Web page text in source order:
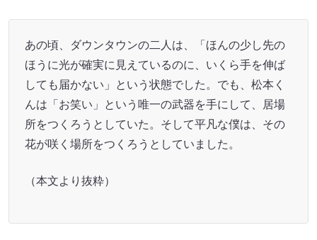
あの頃、ダウンタウンの二人は、「ほんの少し先の
ほうに光が確実に見えているのに、いくら手を伸ば
しても届かない」という状態でした。でも、松本く
んは「お笑い」という唯一の武器を手にして、居場
所をつくろうとしていた。そして平凡な僕は、その
花が咲く場所をつくろうとしていました。
（本文より抜粋）